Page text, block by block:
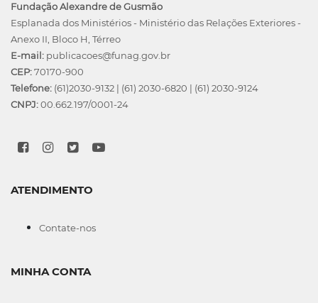
Fundação Alexandre de Gusmão
Esplanada dos Ministérios - Ministério das Relações Exteriores -
Anexo II, Bloco H, Térreo
E-mail: publicacoes@funag.gov.br
CEP:70170-900
Telefone: (61)2030-9132 | (61) 2030-6820 | (61) 2030-9124
CNPJ:00.662.197/0001-24
ATENDIMENTO
Contate-nos
MINHA CONTA